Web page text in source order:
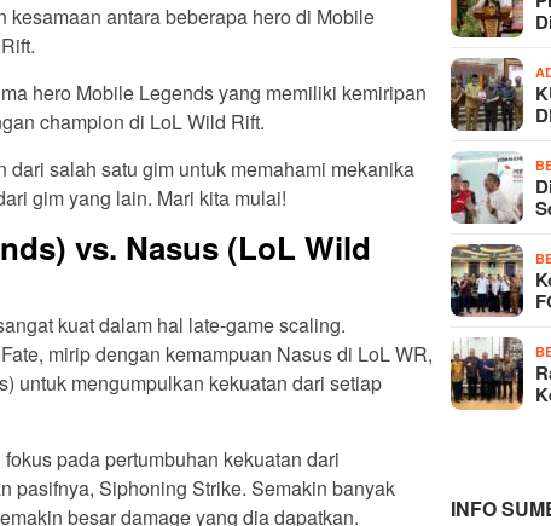
antara beberapa hero di Mobile
hero Mobile Legends yang memiliki kemiripan
champion di LoL Wild Rift.
salah satu gim untuk memahami mekanika
gim yang lain. Mari kita mulai!
vs. Nasus (LoL Wild
kuat dalam hal late-game scaling.
mirip dengan kemampuan Nasus di LoL WR,
untuk mengumpulkan kekuatan dari setiap
pada pertumbuhan kekuatan dari
pasifnya, Siphoning Strike. Semakin banyak
besar damage yang dia dapatkan.
INFO